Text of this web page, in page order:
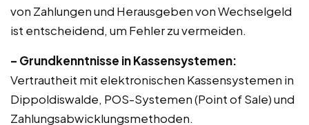
von Zahlungen und Herausgeben von Wechselgeld
ist entscheidend, um Fehler zu vermeiden.
– Grundkenntnisse in Kassensystemen:
Vertrautheit mit elektronischen Kassensystemen in
Dippoldiswalde, POS-Systemen (Point of Sale) und
Zahlungsabwicklungsmethoden.